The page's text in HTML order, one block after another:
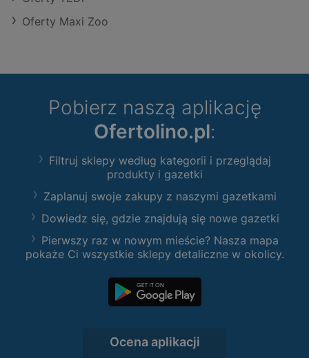
Oferty Maxi Zoo
Pobierz naszą aplikację
Ofertolino.pl:
Filtruj sklepy według kategorii i przeglądaj
produkty i gazetki
Zaplanuj swoje zakupy z naszymi gazetkami
Dowiedz się, gdzie znajdują się nowe gazetki
Pierwszy raz w nowym mieście? Nasza mapa
pokaże Ci wszystkie sklepy detaliczne w okolicy.
Ocena aplikacji